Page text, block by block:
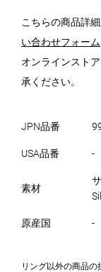
こちらの商品詳
い合わせフォーム
オンラインスト
承ください。
JPN品番
USA品番 -
素材
原産国 -
リング以外の商品の